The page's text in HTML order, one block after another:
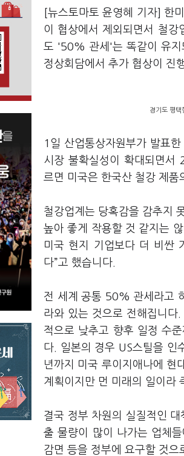
[뉴스토마토 윤영혜 기자] 한
이 협상에서 제외되면서 철
도 '50% 관세'는 똑같이 유지
정상회담에서 추가 협상이 진
경기도 평택
1일 산업통상자원부가 발표
시장 불확실성이 확대되면
르면 미국은 한국산 철강 제
철강업계는 당혹감을 감추지
높아 좋게 작용할 것 같지는
미국 현지 기업보다 더 비싼
다”고 했습니다.
전 세계 공통 50% 관세라고
라와 있는 것으로 전해집니
적으로 낮추고 향후 일정 수
다. 일본의 경우 US스틸을 인
년까지 미국 루이지애나에 현
계획이지만 먼 미래의 일이라
결국 정부 차원의 실질적인
출 물량이 많이 나가는 업체
감면 등을 정부에 요구할 것으